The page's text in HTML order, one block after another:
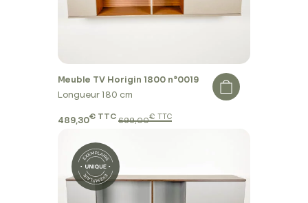
Meuble TV Horigin 1800 n°0019
Longueur 180 cm
489,30€ TTC
699,00
€ TTC